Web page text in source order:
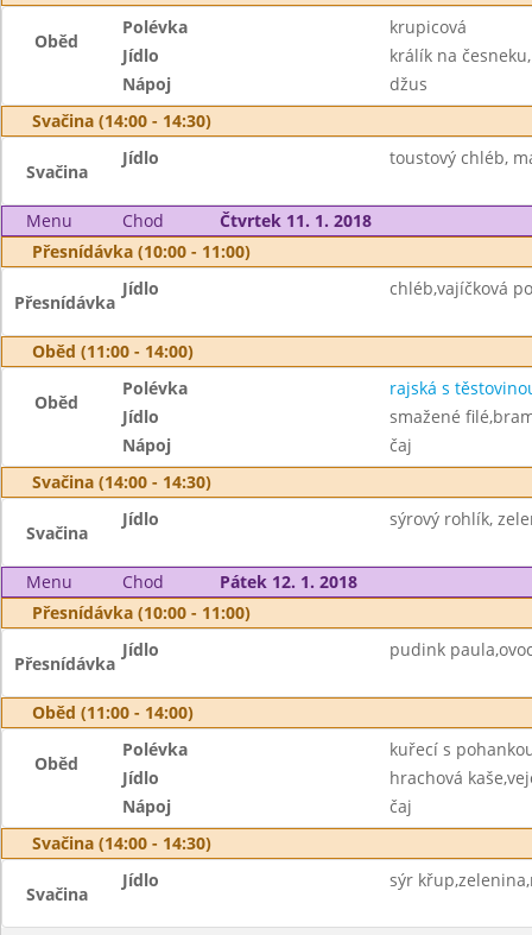
Oběd
Polévka
krupicová
Jídlo
králík na
Nápoj
džus
Svačina (14:00 - 14:30)
Svačina
Jídlo toustový chléb,
Menu Chod
Čtvrtek 11. 1. 2018
Přesnídávka (10:00 - 11:00)
Přesnídávka
Jídlo chléb,vajíčková
Oběd (11:00 - 14:00)
Oběd
Polévka
rajská s
Jídlo
smažené
Nápoj
čaj
Svačina (14:00 - 14:30)
Svačina
Jídlo sýrový rohlík,
Menu Chod
Pátek 12. 1. 2018
Přesnídávka (10:00 - 11:00)
Přesnídávka
Jídlo pudink
Oběd (11:00 - 14:00)
Oběd
Polévka
kuřecí s
Jídlo
hrachová
Nápoj
čaj
Svačina (14:00 - 14:30)
Svačina
Jídlo sýr